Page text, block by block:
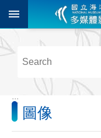
跳到主要內容區塊
階
尋
多
媒
:::
圖像